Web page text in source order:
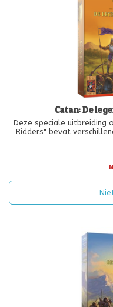
Catan: De
Deze speciale uitbreiding
Ridders" bevat